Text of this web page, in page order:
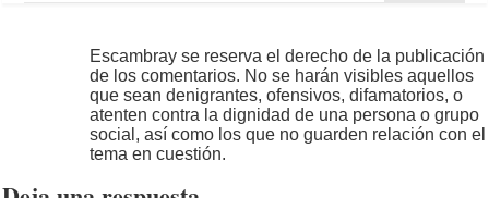
Escambray se reserva el derecho de la publicación
de los comentarios. No se harán visibles aquellos
que sean denigrantes, ofensivos, difamatorios, o
atenten contra la dignidad de una persona o grupo
social, así como los que no guarden relación con el
tema en cuestión.